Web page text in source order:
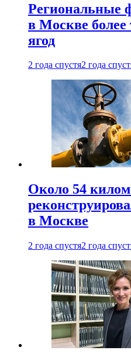
Региональные
в Москве
ягод
2 года спустя2 года
Около 54
в Москве
2 года спустя2 года